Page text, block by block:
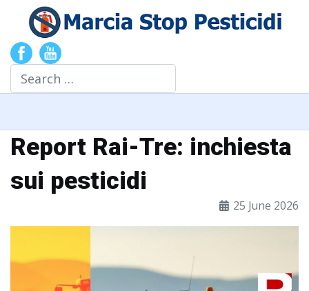
Search
Report Rai-Tre: inchiesta
sui pesticidi
25 June 2026